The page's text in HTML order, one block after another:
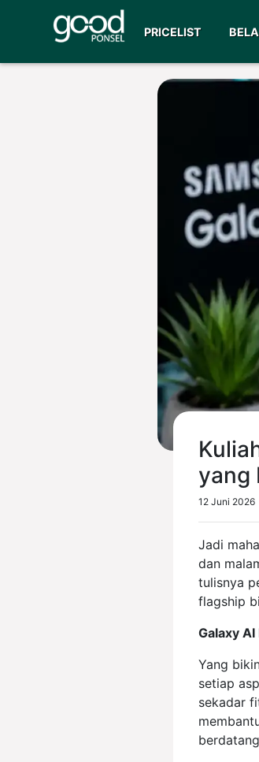
PRICELIST
yang
12 Juni 2026
Jadi
dan
tulisnya
flagship
Galaxy
Yang
setiap
sekadar